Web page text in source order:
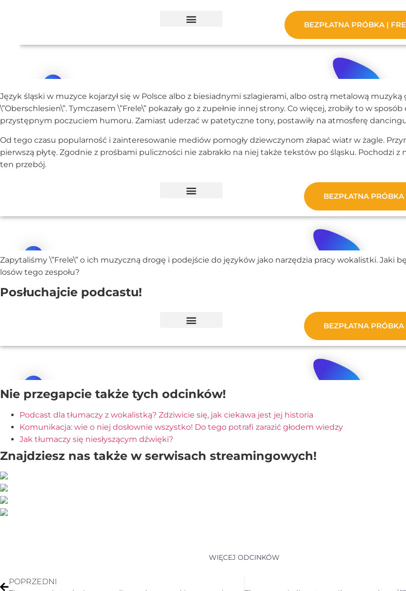
Język śląski w muzyce kojarzył się w Polsce albo z biesiadnymi szlagierami, albo ostrą metalową muzyką
\”Oberschlesien\”. Tymczasem \”Frele\” pokazały go z zupełnie innej strony. Co więcej, zrobiły to w
przystępnym poczuciem humoru. Zamiast uderzać w patetyczne tony, postawiły na atmosferę
Od tego czasu popularność i zainteresowanie mediów pomogły dziewczynom złapać wiatr w żagle.
pierwszą płytę. Zgodnie z prośbami puliczności nie zabrakło na niej także tekstów po śląsku. Pochodzi
ten przebój.
Zapytaliśmy \”Frele\” o ich muzyczną drogę i podejście do języków jako narzędzia pracy wokalistki. Jaki
losów tego zespołu?
Posłuchajcie podcastu!
Nie przegapcie także tych odcinków!
Podcast dla tłumaczy z wokalistką? Zdziwicie się, jak ciekawa jest jej historia
Komunikacja: wie o niej dosłownie wszystko! Do tego potrafi zarazić głodem wiedzy
Jak tłumaczy się niesłyszącym dźwięki?
Znajdziesz nas także w serwisach streamingowych!
WIĘCEJ ODCINKÓW
POPRZEDNI